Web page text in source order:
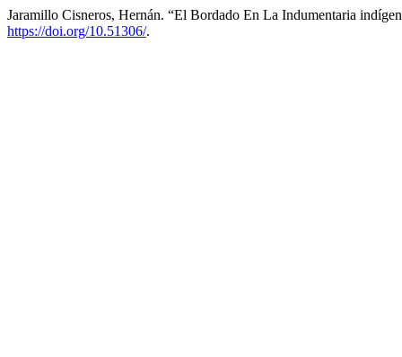
Jaramillo Cisneros, Hernán. “El Bordado En La Indumentaria
https://doi.org/10.51306/.